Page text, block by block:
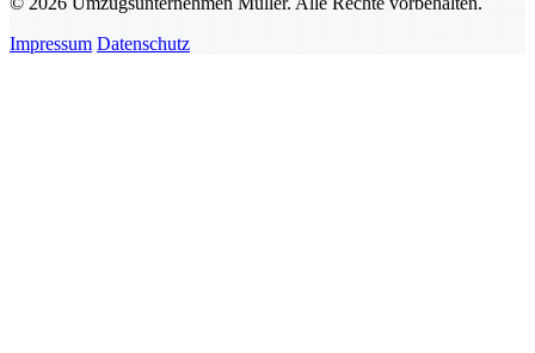
Impressum Datenschutz